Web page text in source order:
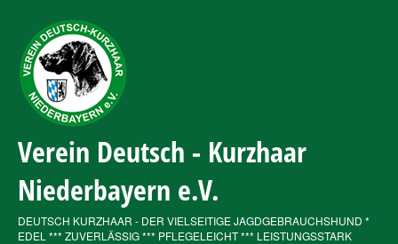
Verein Deutsch - Kurzhaar
Niederbayern e.V.
DEUTSCH KURZHAAR - DER VIELSEITIGE JAGDGEBRAUCHSHUND *
EDEL *** ZUVERLÄSSIG *** PFLEGELEICHT *** LEISTUNGSSTARK